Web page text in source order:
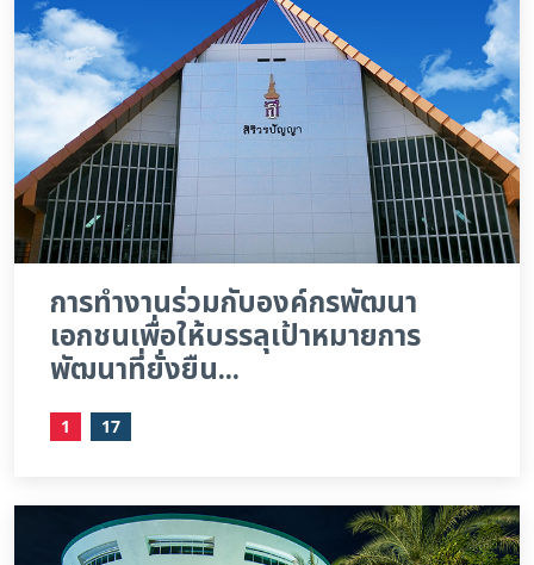
การทำงานร่วมกับองค์กรพัฒนา
เอกชนเพื่อให้บรรลุเป้าหมายการ
พัฒนาที่ยั่งยืน...
1 17